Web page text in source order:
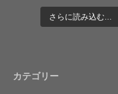
さらに読み込む...
カテゴリー